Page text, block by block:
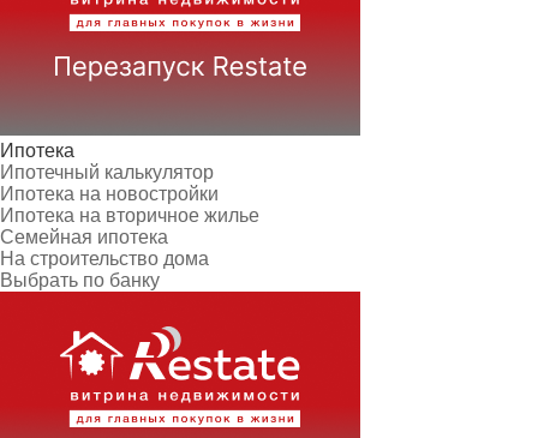
Ипотека
Ипотечный калькулятор
Ипотека на новостройки
Ипотека на вторичное жилье
Семейная ипотека
На строительство дома
Выбрать по банку